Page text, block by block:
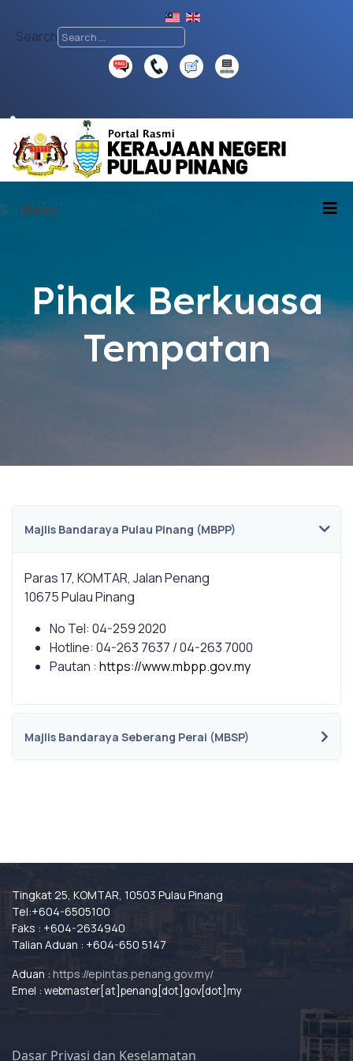
Search
Menu
Pihak Berkuasa
Tempatan
Majlis Bandaraya Pulau Pinang (MBPP)
Paras 17, KOMTAR, Jalan Penang
10675 Pulau Pinang
No Tel: 04-259 2020
Hotline: 04-263 7637 / 04-263 7000
Pautan : https://www.mbpp.gov.my
Majlis Bandaraya Seberang Perai (MBSP)
Tingkat 25, KOMTAR, 10503 Pulau Pinang
Tel:+604-6505100
Faks : +604-2634940
Talian Aduan : +604-650 5147
Aduan : https://epintas.penang.gov.my/
Emel : webmaster[at]penang[dot]gov[dot]my
Dasar Privasi dan Keselamatan